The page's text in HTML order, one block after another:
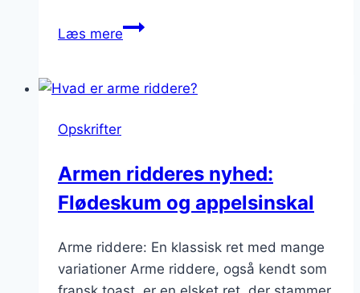
Læs mereArme
vaniljesukker:
Opskrifter
Armen ridderes nyhed:
Flødeskum og appelsinskal
Arme riddere: En klassisk ret med mange
variationer Arme riddere, også kendt som